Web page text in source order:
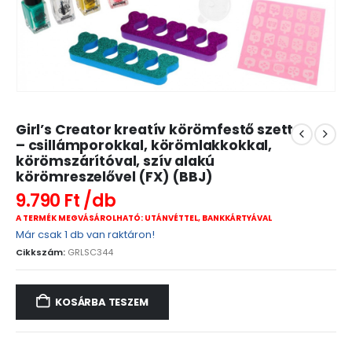
Girl’s Creator kreatív körömfestő szett
– csillámporokkal, körömlakkokkal,
körömszárítóval, szív alakú
körömreszelővel (FX) (BBJ)
9.790 Ft
A TERMÉK MEGVÁSÁROLHATÓ: UTÁNVÉTTEL, BANKKÁRTYÁVAL
Már csak 1 db van raktáron!
Cikkszám: GRLSC344
KOSÁRBA TESZEM